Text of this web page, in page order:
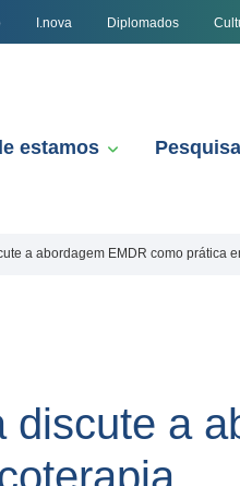
I.nova Diplomados
estamos Pesquisa
a abordagem EMDR como prática
discute a